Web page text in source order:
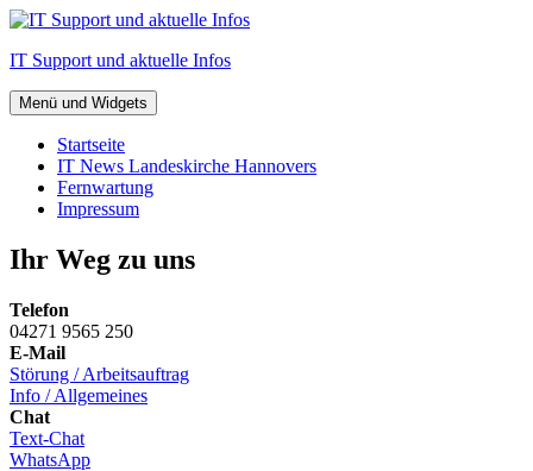
Zum
springen
IT Support und aktuelle Infos
Menü und Widgets
Startseite
IT News Landeskirche Hannovers
Fernwartung
Impressum
Ihr Weg zu uns
Telefon
04271 9565 250
E-Mail
Störung / Arbeitsauftrag
Info / Allgemeines
Chat
Text-Chat
WhatsApp